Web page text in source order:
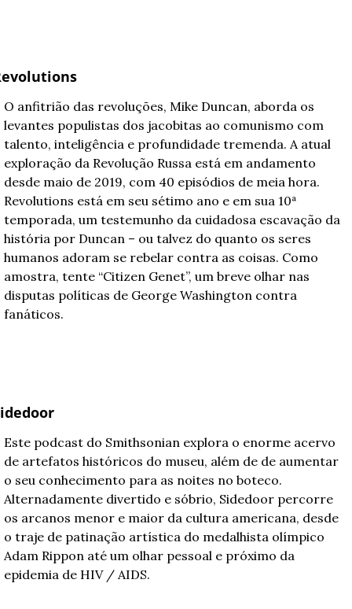
O anfitrião das revoluções, Mike Duncan, aborda os
levantes populistas dos jacobitas ao comunismo com
talento, inteligência e profundidade tremenda. A atual
exploração da Revolução Russa está em andamento
desde maio de 2019, com 40 episódios de meia hora.
Revolutions está em seu sétimo ano e em sua 10ª
temporada, um testemunho da cuidadosa escavação da
história por Duncan – ou talvez do quanto os seres
humanos adoram se rebelar contra as coisas. Como
amostra, tente “Citizen Genet”, um breve olhar nas
disputas políticas de George Washington contra
fanáticos.
Este podcast do Smithsonian explora o enorme acervo
de artefatos históricos do museu, além de de aumentar
o seu conhecimento para as noites no boteco.
Alternadamente divertido e sóbrio, Sidedoor percorre
os arcanos menor e maior da cultura americana, desde
o traje de patinação artística do medalhista olímpico
Adam Rippon até um olhar pessoal e próximo da
epidemia de HIV / AIDS.